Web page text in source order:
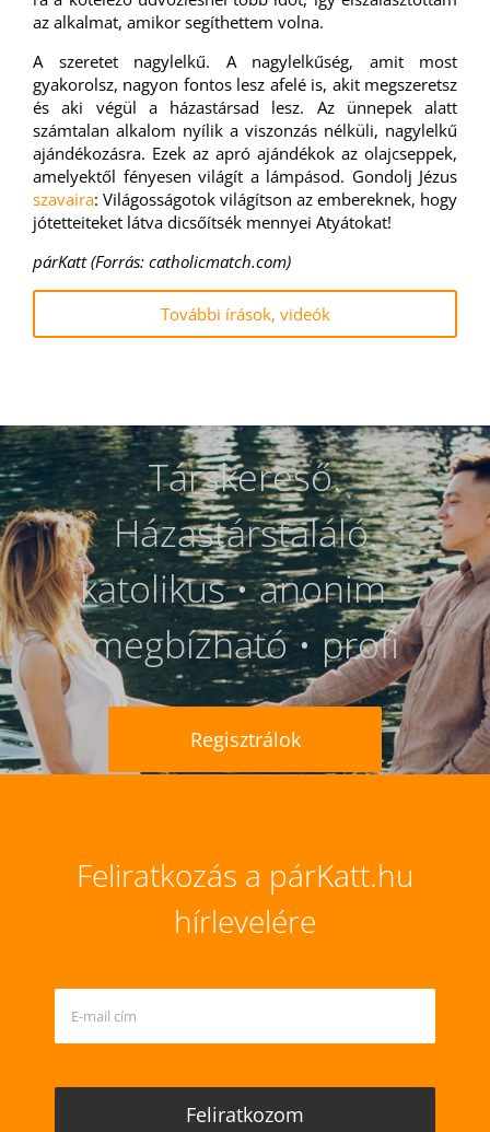
az alkalmat, amikor segíthettem volna.
A szeretet nagylelkű. A nagylelkűség, amit most
gyakorolsz, nagyon fontos lesz afelé is, akit megszeretsz
és aki végül a házastársad lesz. Az ünnepek alatt
számtalan alkalom nyílik a viszonzás nélküli, nagylelkű
ajándékozásra. Ezek az apró ajándékok az olajcseppek,
amelyektől fényesen világít a lámpásod. Gondolj Jézus
szavaira: Világosságotok világítson az embereknek, hogy
jótetteiteket látva dicsőítsék mennyei Atyátokat!
párKatt (Forrás: catholicmatch.com)
További írások, videók
Társkereső.
Házastárstaláló.
katolikus • anonim •
megbízható • profi
Regisztrálok
Feliratkozás a párKatt.hu
hírlevelére